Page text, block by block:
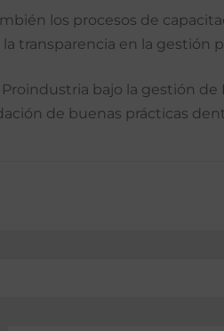
los procesos de
transparencia en la gestión
bajo la gestión
de buenas prácticas